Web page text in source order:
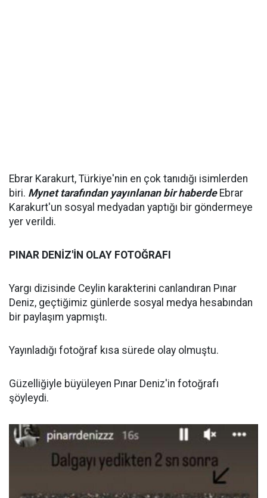
Ebrar Karakurt, Türkiye'nin en çok tanıdığı isimlerden
biri. Mynet tarafından yayınlanan bir haberdeEbrar
Karakurt'un sosyal medyadan yaptığı bir göndermeye
yer verildi.
PINAR DENİZ'İN OLAY FOTOĞRAFI
Yargı dizisinde Ceylin karakterini canlandıran Pınar
Deniz, geçtiğimiz günlerde sosyal medya hesabından
bir paylaşım yapmıştı.
Yayınladığı fotoğraf kısa sürede olay olmuştu.
Güzelliğiyle büyüleyen Pınar Deniz'in fotoğrafı
şöyleydi.